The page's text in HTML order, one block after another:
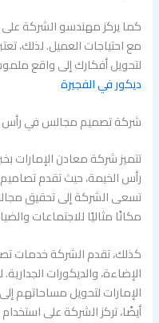
كما يركز مهندسو الشركة
مع احتياجات العميل. لذلك،
لتحويل أفكارك إلى واقع
ديكور في الفجيرة
شركة تصميم مجالس في رأس
تتميز شركة معادن الإمارات
رأس الخيمة، حيث تقدم
تسعى الشركة إلى تحقيق
مكانًا مثاليًا للاجتماعات
كذلك، تقدم الشركة خدمات
الإضاءة، والديكورات
الإمارات لتحويل مساحاتهم
أيضًا، تركز الشركة على